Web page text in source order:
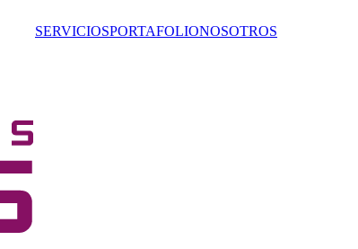
SERVICIOSPORTAFOLIONOSOTROS